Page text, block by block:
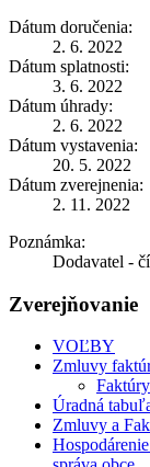
Dátum doručenia:
2. 6. 2022
Dátum splatnosti:
3. 6. 2022
Dátum úhrady:
2. 6. 2022
Dátum vystavenia:
20. 5. 2022
Dátum zverejnenia:
2. 11. 2022
Poznámka:
Dodavatel -
Zverejňovanie
VOĽBY
Zmluvy
Faktúry
Úradná
Zmluvy a